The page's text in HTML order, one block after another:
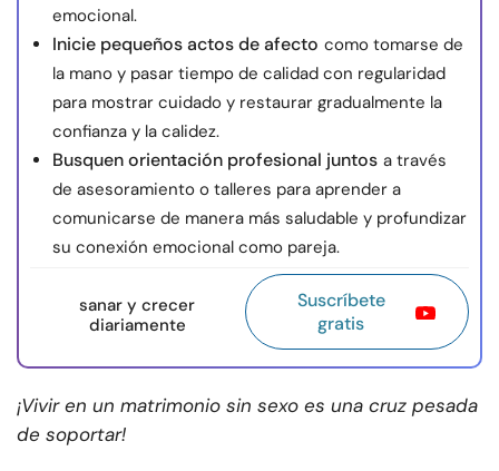
emocional.
Inicie pequeños actos de afecto como tomarse de
la mano y pasar tiempo de calidad con regularidad
para mostrar cuidado y restaurar gradualmente la
confianza y la calidez.
Busquen orientación profesional juntos a través
de asesoramiento o talleres para aprender a
comunicarse de manera más saludable y profundizar
su conexión emocional como pareja.
sanar y crecer
diariamente
Suscríbete
gratis
¡Vivir en un matrimonio sin sexo es una cruz pesada
de soportar!